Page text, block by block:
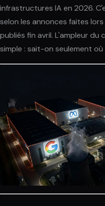
infrastructures IA en 2026.
selon les annonces faites
publiés fin avril. L'ampleur du
simple : sait-on seulement